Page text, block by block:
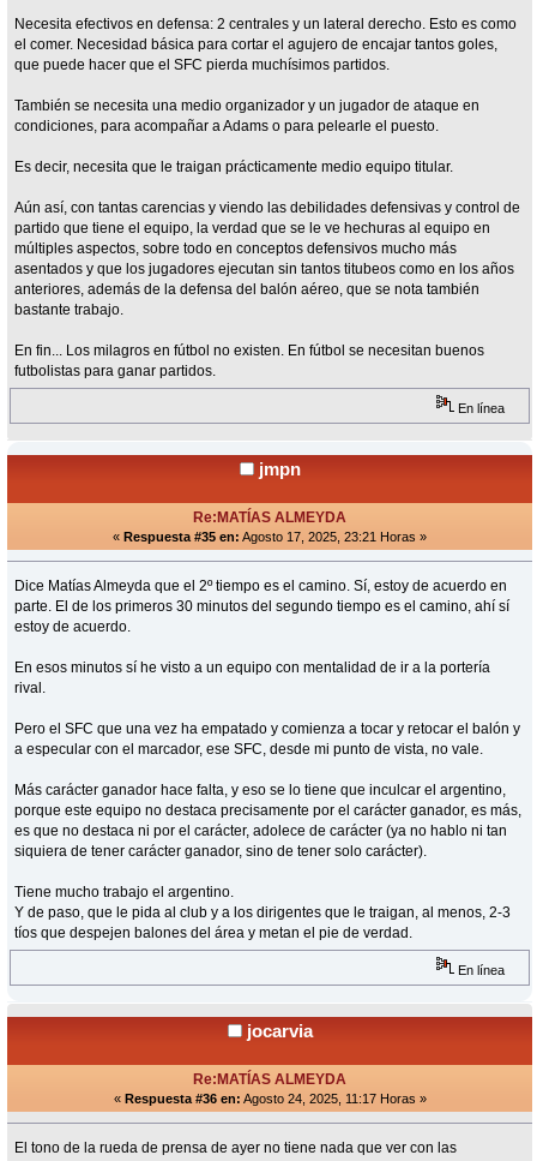
Necesita efectivos en defensa: 2 centrales y un lateral derecho. Esto es como
el comer. Necesidad básica para cortar el agujero de encajar tantos goles,
que puede hacer que el SFC pierda muchísimos partidos.
También se necesita una medio organizador y un jugador de ataque en
condiciones, para acompañar a Adams o para pelearle el puesto.
Es decir, necesita que le traigan prácticamente medio equipo titular.
Aún así, con tantas carencias y viendo las debilidades defensivas y control de
partido que tiene el equipo, la verdad que se le ve hechuras al equipo en
múltiples aspectos, sobre todo en conceptos defensivos mucho más
asentados y que los jugadores ejecutan sin tantos titubeos como en los años
anteriores, además de la defensa del balón aéreo, que se nota también
bastante trabajo.
En fin... Los milagros en fútbol no existen. En fútbol se necesitan buenos
futbolistas para ganar partidos.
En línea
jmpn
Re:MATÍAS ALMEYDA
« Respuesta #35 en: Agosto 17, 2025, 23:21 Horas »
Dice Matías Almeyda que el 2º tiempo es el camino. Sí, estoy de acuerdo en
parte. El de los primeros 30 minutos del segundo tiempo es el camino, ahí sí
estoy de acuerdo.
En esos minutos sí he visto a un equipo con mentalidad de ir a la portería
rival.
Pero el SFC que una vez ha empatado y comienza a tocar y retocar el balón y
a especular con el marcador, ese SFC, desde mi punto de vista, no vale.
Más carácter ganador hace falta, y eso se lo tiene que inculcar el argentino,
porque este equipo no destaca precisamente por el carácter ganador, es más,
es que no destaca ni por el carácter, adolece de carácter (ya no hablo ni tan
siquiera de tener carácter ganador, sino de tener solo carácter).
Tiene mucho trabajo el argentino.
Y de paso, que le pida al club y a los dirigentes que le traigan, al menos, 2-3
tíos que despejen balones del área y metan el pie de verdad.
En línea
jocarvia
Re:MATÍAS ALMEYDA
« Respuesta #36 en: Agosto 24, 2025, 11:17 Horas »
El tono de la rueda de prensa de ayer no tiene nada que ver con las